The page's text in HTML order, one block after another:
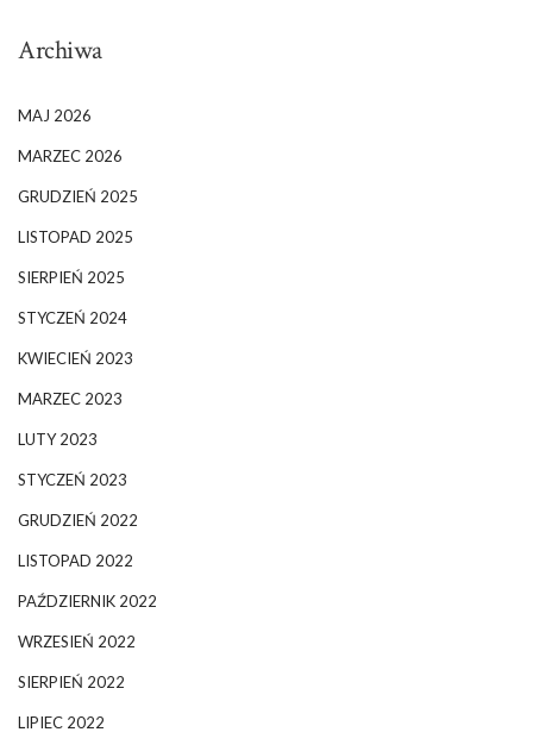
Archiwa
MAJ 2026
MARZEC 2026
GRUDZIEŃ 2025
LISTOPAD 2025
SIERPIEŃ 2025
STYCZEŃ 2024
KWIECIEŃ 2023
MARZEC 2023
LUTY 2023
STYCZEŃ 2023
GRUDZIEŃ 2022
LISTOPAD 2022
PAŹDZIERNIK 2022
WRZESIEŃ 2022
SIERPIEŃ 2022
LIPIEC 2022